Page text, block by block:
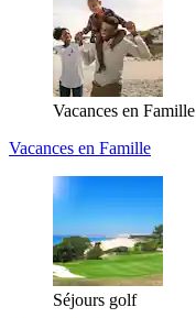
Vacances en Famille
Vacances en Famille
Séjours golf